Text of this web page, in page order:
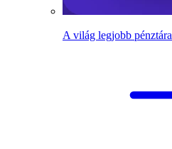
A világ legjobb pénztára